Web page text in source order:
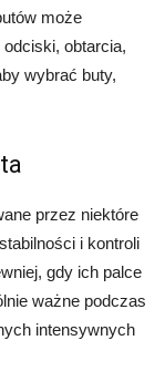
może
obtarcia,
wybrać buty,
przez niektóre
i kontroli
gdy ich palce
ważne podczas
intensywnych